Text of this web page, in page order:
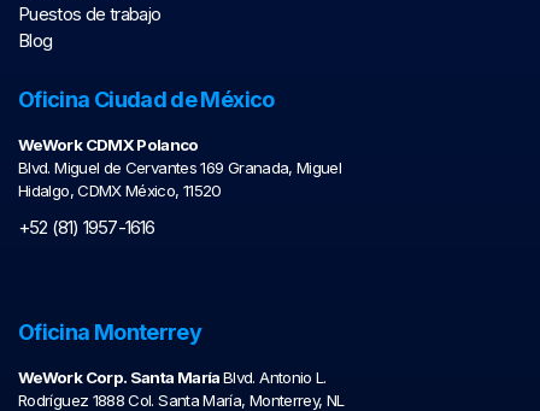
Puestos de trabajo
Blog
Oficina Ciudad de México
WeWork CDMX Polanco
Blvd. Miguel de Cervantes 169 Granada, Miguel
Hidalgo, CDMX México, 11520
+52 (81) 1957-1616
Oficina Monterrey
WeWork Corp. Santa MaríaBlvd. Antonio L.
Rodríguez 1888 Col. Santa María, Monterrey, NL